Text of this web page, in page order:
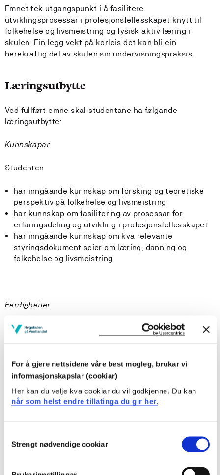
For å gjere nettsidene våre best mogleg, brukar vi
informasjonskapslar (cookiar)
Her kan du velje kva cookiar du vil godkjenne. Du kan
når som helst endre tillatinga du gir her.
Selection
Strengt nødvendige cookiar
Emnet tek utgangspunkt i å fasilitere
utviklingsprosessar i profesjonsfellesskapet knytt til
folkehelse og livsmeistring og fysisk aktiv læring i
skulen. Ein legg vekt på korleis det kan bli ein
berekraftig del av skulen sin undervisningspraksis.
Læringsutbytte
Ved fullført emne skal studentane ha følgande
læringsutbytte:
Kunnskapar
Studenten
har inngåande kunnskap om forsking og teoretiske
perspektiv på folkehelse og livsmeistring
har kunnskap om fasilitering av prosessar for
erfaringsdeling og utvikling i profesjonsfellesskapet
har inngåande kunnskap om kva relevante
styringsdokument seier om læring, danning og
folkehelse og livsmeistring
Ferdigheiter
Studenten
læringsmiljø som ivaretar elevane si helse og
livsmeistring
reflekterande utviklingsprosessar og erfaringsdeling
om fysisk aktiv læring og folkehelse og livsmeistring i